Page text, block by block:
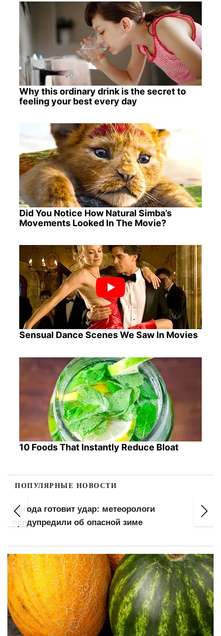
Why this ordinary drink is the secret to
feeling your best every day
Did You Notice How Natural Simba’s
Movements Looked In The Movie?
Sensual Dance Scenes We Saw In Movies
10 Foods That Instantly Reduce Bloat
ПОПУЛЯРНЫЕ НОВОСТИ
Погода готовит удар: метеорологи
предупредили об опасной зиме